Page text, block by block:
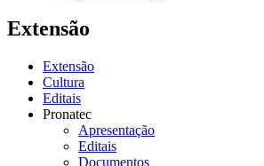
Extensão
Extensão
Cultura
Editais
Pronatec
Apresentação
Editais
Documentos